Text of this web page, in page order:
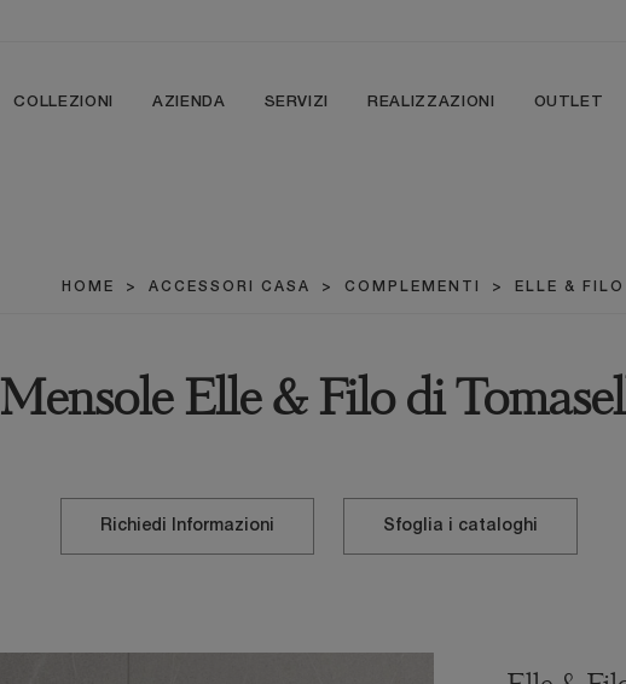
COLLEZIONI AZIENDA SERVIZI REALIZZAZIONI OUTLET
HOME > ACCESSORI CASA > COMPLEMENTI > ELLE & FILO
Mensole Elle & Filo di
Richiedi Informazioni Sfoglia i cataloghi